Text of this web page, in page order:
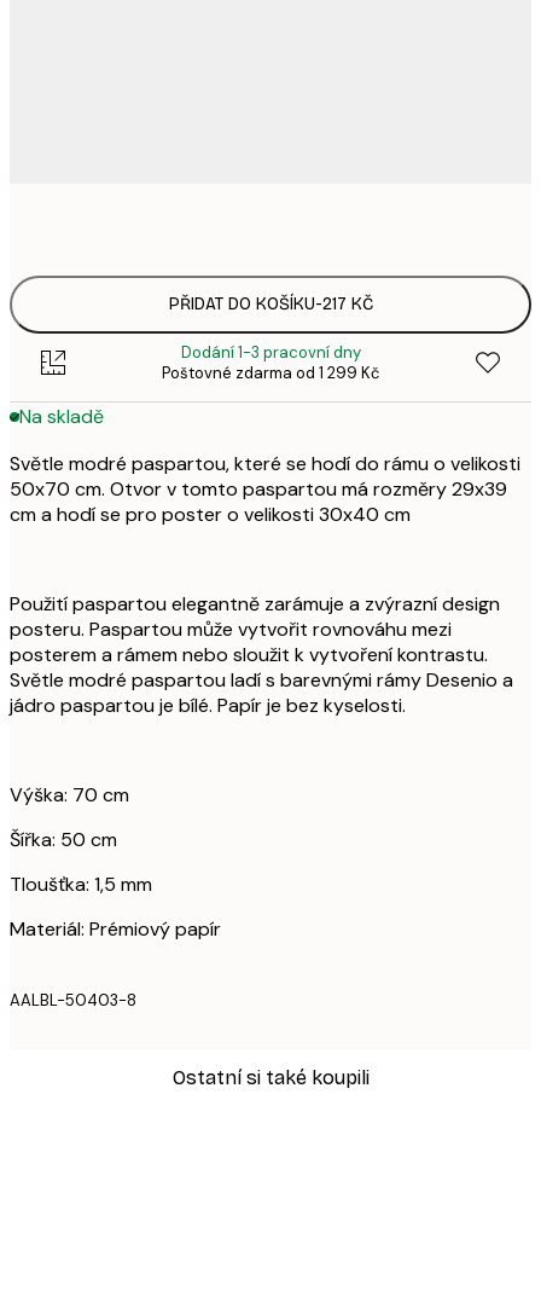
PŘIDAT DO KOŠÍKU-217 KČ
Dodání 1-3 pracovní dny
Poštovné zdarma od 1 299 Kč
Na skladě
Světle modré paspartou, které se hodí do rámu o velikosti
50x70 cm. Otvor v tomto paspartou má rozměry 29x39
cm a hodí se pro poster o velikosti 30x40 cm
Použití paspartou elegantně zarámuje a zvýrazní design
posteru. Paspartou může vytvořit rovnováhu mezi
posterem a rámem nebo sloužit k vytvoření kontrastu.
Světle modré paspartou ladí s barevnými rámy Desenio a
jádro paspartou je bílé. Papír je bez kyselosti.
Výška: 70 cm
Šířka: 50 cm
Tloušťka: 1,5 mm
Materiál: Prémiový papír
AALBL-50403-8
Ostatní si také koupili